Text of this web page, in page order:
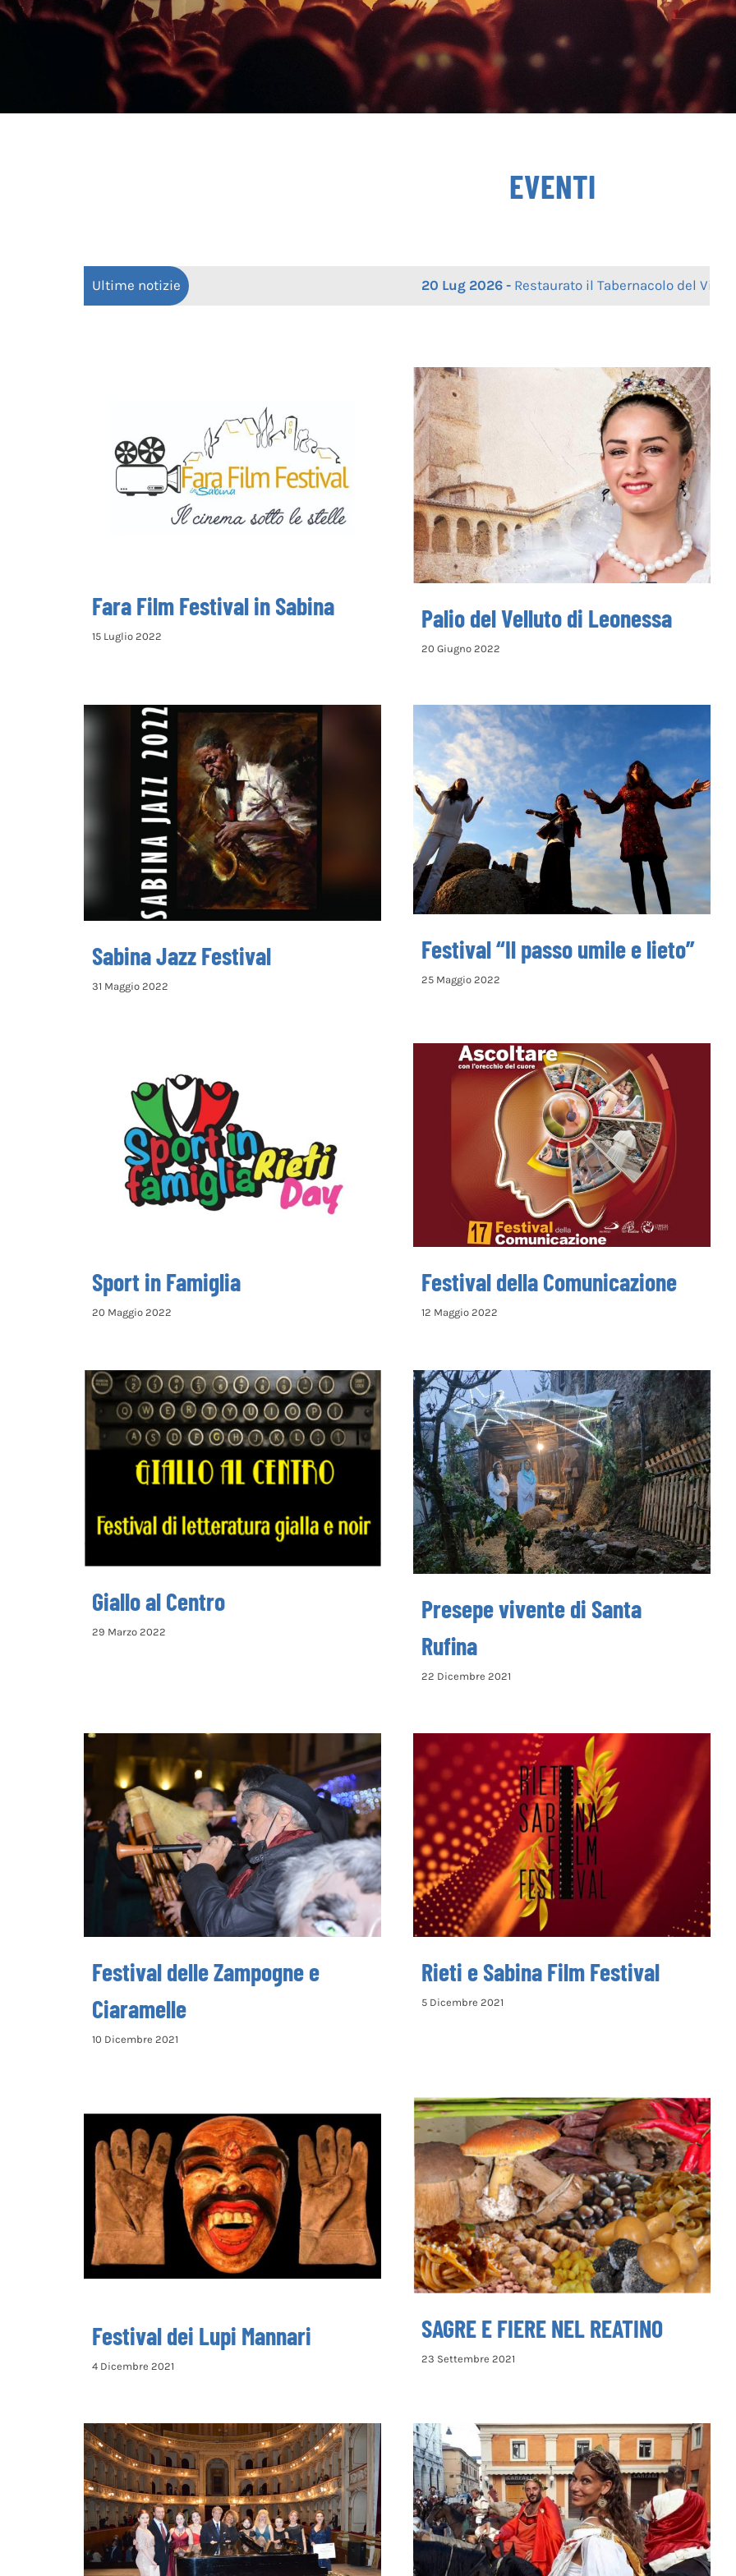
EVENTI
Ultime notizie Restaurato il Tabernacolo del Vignola | 3 Lug 2026
Fara Film Festival in Sabina
Fara Film Festival in Sabina
15 Luglio 2022
Palio del Velluto di Leonessa
Palio del Velluto di Leonessa
20 Giugno 2022
Sabina Jazz Festival
Sabina Jazz Festival
31 Maggio 2022
Festival “Il passo umile e lieto”
Festival “Il passo umile e lieto”
25 Maggio 2022
Sport in Famiglia
Sport in Famiglia
20 Maggio 2022
Festival della Comunicazione
Festival della Comunicazione
12 Maggio 2022
Giallo al Centro
Giallo al Centro
29 Marzo 2022
Presepe vivente di Santa Rufina
Presepe vivente di Santa
Rufina
22 Dicembre 2021
Festival delle Zampogne e Ciaramelle
Festival delle Zampogne e
Ciaramelle
10 Dicembre 2021
Rieti e Sabina Film Festival
Rieti e Sabina Film Festival
5 Dicembre 2021
Festival dei Lupi Mannari
Festival dei Lupi Mannari
4 Dicembre 2021
SAGRE E FIERE NEL REATINO
SAGRE E FIERE NEL REATINO
23 Settembre 2021
Concorso “New Opera Talent” La Via del Sale – Corte Storico Equestre